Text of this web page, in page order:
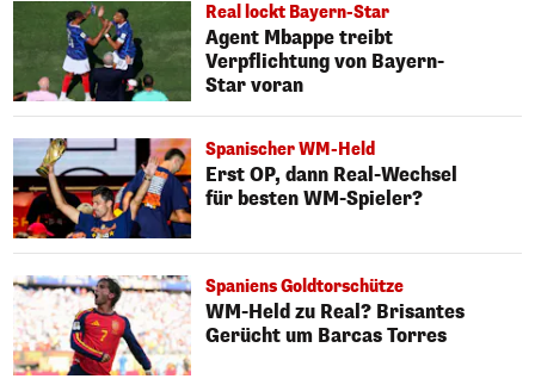
Real lockt Bayern-Star
Agent Mbappe treibt
Verpflichtung von Bayern-
Star voran
Spanischer WM-Held
Erst OP, dann Real-Wechsel
für besten WM-Spieler?
Spaniens Goldtorschütze
WM-Held zu Real? Brisantes
Gerücht um Barcas Torres